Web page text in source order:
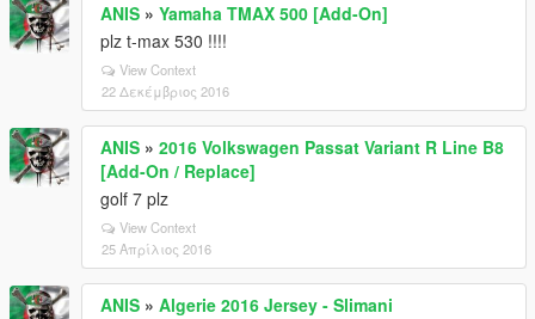
ANIS » Yamaha TMAX 500 [Add-On]
plz t-max 530 !!!!
View Context
22 Δεκέμβριος 2016
ANIS » 2016 Volkswagen Passat Variant R Line B8
[Add-On / Replace]
golf 7 plz
View Context
25 Απρίλιος 2016
ANIS » Algerie 2016 Jersey - Slimani